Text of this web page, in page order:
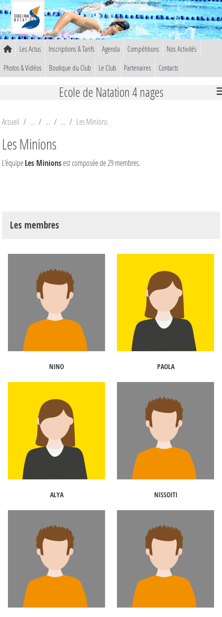
Bienvenue sur le site du Stade Lavallois Natation
Les Actus Inscriptions & Tarifs Agenda Compétitions
Nos Activités
Photos & Vidéos
Boutique du Club Le Club Partenaires Contacts
Ecole de Natation 4 nages
Accueil Les Minions
Les Minions
L'équipeLes Minionsest composée de 29 membres.
Les membres
NINO PAOLA
ALYA NISSOITI
Panneau de gestion des cookies